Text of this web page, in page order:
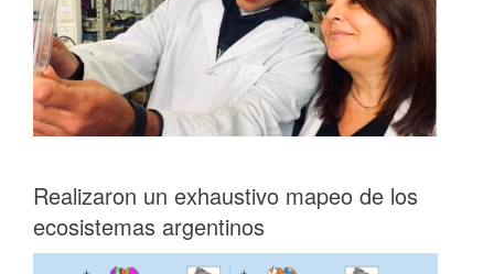
Realizaron un exhaustivo mapeo de los
ecosistemas argentinos